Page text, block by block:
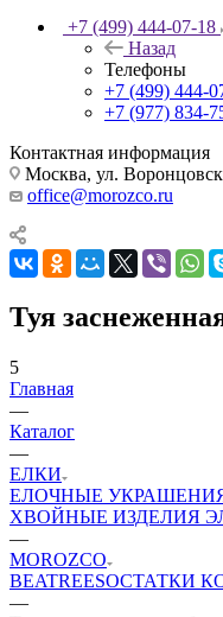
+7 (499) 444-07-18
Назад
Телефоны
+7 (499) 444-
+7 (977) 834-
Контактная информация
Москва, ул.
office@morozco.ru
Туя
5
Главная
—
Каталог
—
ЕЛКИ
ЕЛОЧНЫЕ
ХВОЙНЫЕ ИЗДЕЛИЯ
—
MOROZCO
BEATREESОСТАТКИ
—